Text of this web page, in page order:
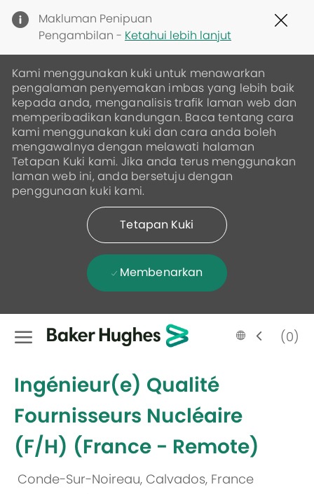
Makluman Penipuan
Pengambilan - Ketahui lebih lanjut
Kami menggunakan kuki untuk menawarkan
pengalaman penyemakan imbas yang lebih baik
kepada anda, menganalisis trafik laman web dan
memperibadikan kandungan. Baca tentang cara
kami menggunakan kuki dan cara anda boleh
mengawalnya dengan melawati halaman
Tetapan Kuki kami. Jika anda terus menggunakan
laman web ini, anda bersetuju dengan
penggunaan kuki kami.
Tetapan Kuki
Membenarkan
Skip to main content
Language
selected
Malay (0)
Ingénieur(e) Qualité
Fournisseurs Nucléaire
(F/H) (France - Remote)
Conde-Sur-Noireau, Calvados, France